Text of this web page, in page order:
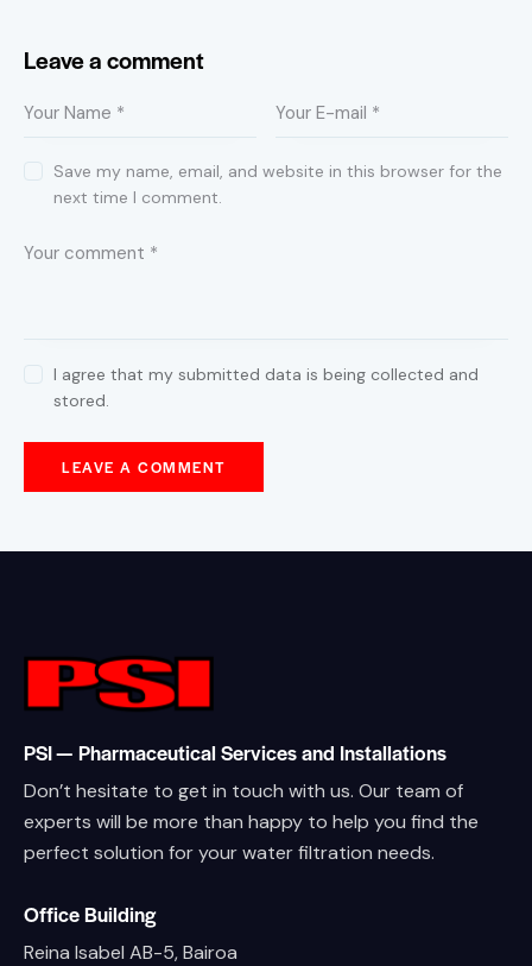
Leave a comment
Save my name, email, and website in this browser for the
next time I comment.
I agree that my submitted data is being collected and
stored.
PSI — Pharmaceutical Services and Installations
Don’t hesitate to get in touch with us. Our team of
experts will be more than happy to help you find the
perfect solution for your water filtration needs.
Office Building
Reina Isabel AB-5, Bairoa